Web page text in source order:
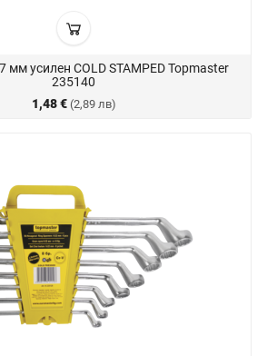
мм усилен COLD STAMPED Topmaster
235140
1,48 € (2,89 лв)